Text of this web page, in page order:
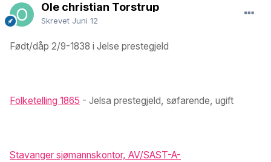
Ole christian Torstrup
Skrevet Juni 12
Født/dåp 2/9-1838 i Jelse prestegjeld
Folketelling 1865 - Jelsa prestegjeld, søfarende, ugift
Stavanger sjømannskontor, AV/SAST-A-